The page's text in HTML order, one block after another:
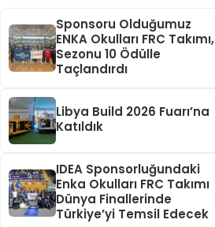
Sponsoru Olduğumuz
ENKA Okulları FRC Takımı,
Sezonu 10 Ödülle
Taçlandırdı
Libya Build 2026 Fuarı’na
Katıldık
IDEA Sponsorluğundaki
Enka Okulları FRC Takımı
Dünya Finallerinde
Türkiye’yi Temsil Edecek